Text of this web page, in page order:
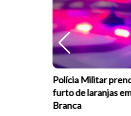
Polícia Militar
furto de laranjas
Branca